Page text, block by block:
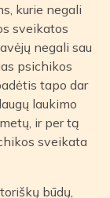
kurie negali
sveikatos
negali sau
psichikos
tapo dar
laukimo
ir per tą
sveikata
būdų,